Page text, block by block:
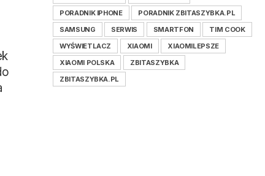
PORADNIK IPHONE
PORADNIK ZBITASZYBKA.PL
SAMSUNG
SERWIS SMARTFON
TIM COOK
WYŚWIETLACZ
XIAOMI
XIAOMILEPSZE
XIAOMI POLSKA
ZBITASZYBKA
ZBITASZYBKA.PL